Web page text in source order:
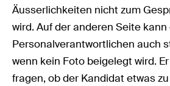
Äusserlichkeiten nicht zum
wird. Auf der anderen Seite kann
Personalverantwortlichen auch
wenn kein Foto beigelegt wird.
fragen, ob der Kandidat etwas